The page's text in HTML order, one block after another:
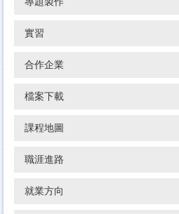
實習
合作企業
檔案下載
課程地圖
職涯進路
就業方向